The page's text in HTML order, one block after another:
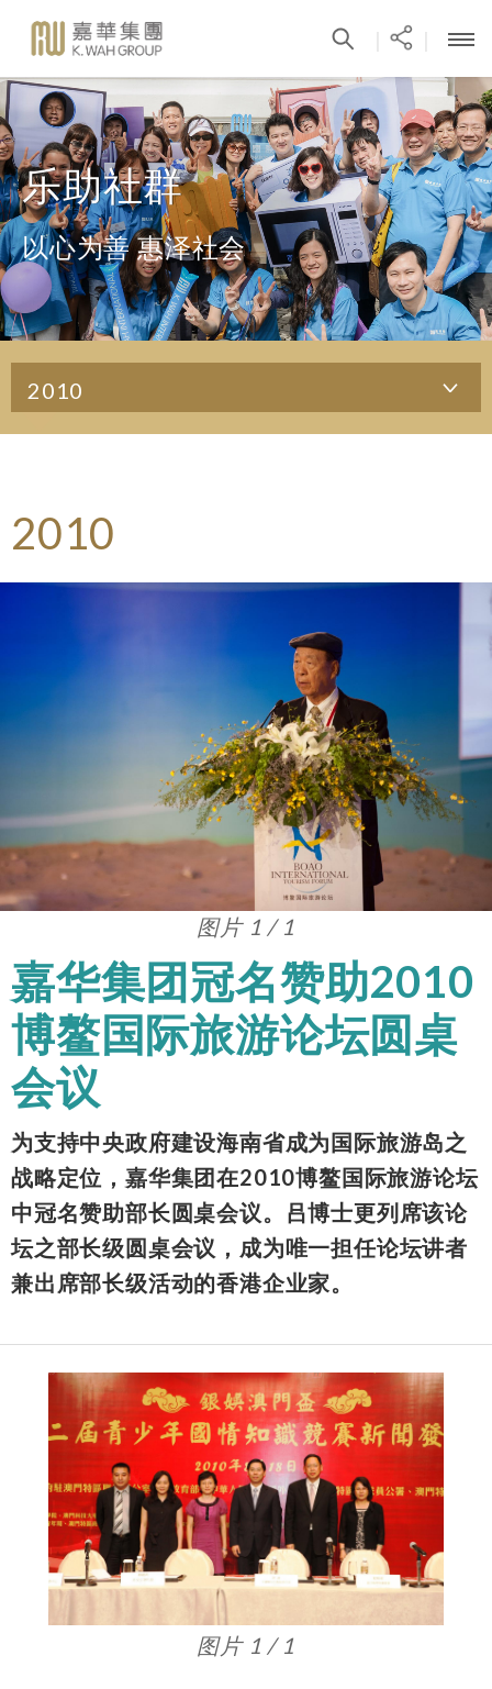
乐助社群
以心为善 惠泽社会
2010
2010
图片 1 / 1
嘉华集团冠名赞助2010
博鳌国际旅游论坛圆桌
会议
为支持中央政府建设海南省成为国际旅游岛之
战略定位，嘉华集团在2010博鳌国际旅游论坛
中冠名赞助部长圆桌会议。吕博士更列席该论
坛之部长级圆桌会议，成为唯一担任论坛讲者
兼出席部长级活动的香港企业家。
图片 1 / 1